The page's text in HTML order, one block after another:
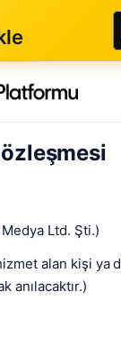
Medya Ltd. Şti.)
alan kişi ya
anılacaktır.)